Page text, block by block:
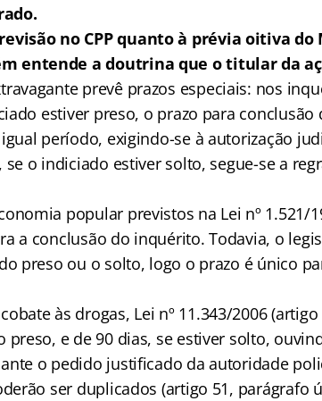
no CPP quanto à prévia oitiva
entende a doutrina que o titular da
prevê prazos especiais: nos
estiver preso, o prazo para
período, exigindo-se à autorização
se o indiciado estiver solto, segue-se a
popular previstos na Lei nº 1.521/
a conclusão do inquérito. Todavia, o
preso ou o solto, logo o prazo é único
às drogas, Lei nº 11.343/2006
preso, e de 90 dias, se estiver solto,
o pedido justificado da autoridade
ser duplicados (artigo 51, parágrafo